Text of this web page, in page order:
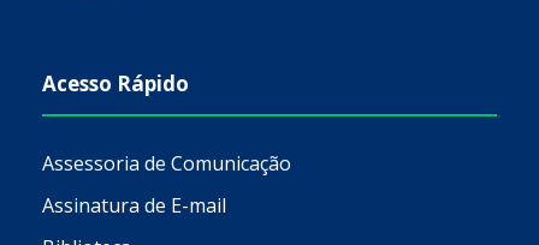
Acesso Rápido
Assessoria de Comunicação
Assinatura de E-mail